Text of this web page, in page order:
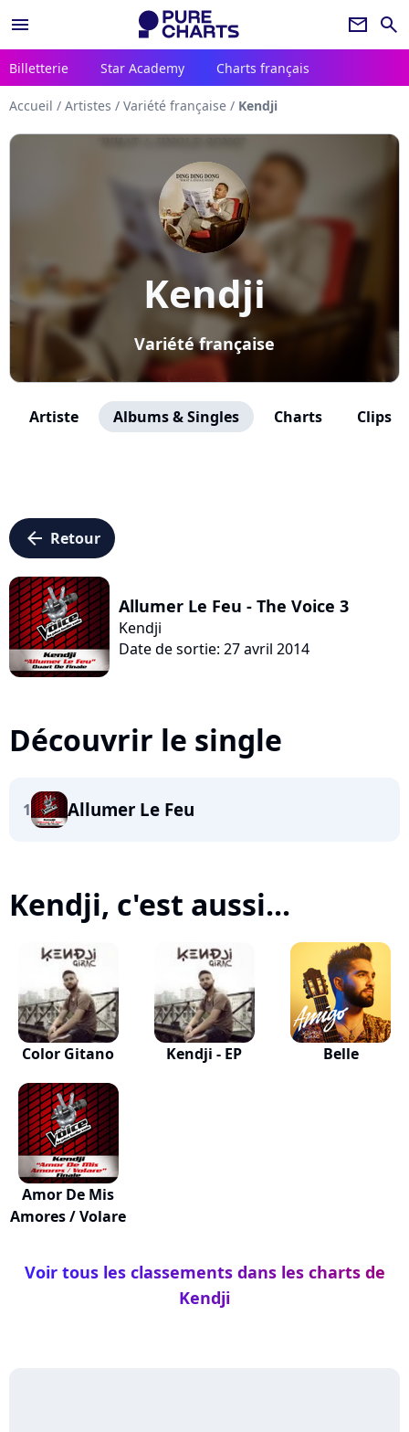
menu newsletter search
Billetterie Star Academy Charts français
Accueil / Artistes / Variété française / Kendji
Kendji
Variété française
Artiste Albums & Singles Charts Clips
arrow_left Retour
Allumer Le Feu - The Voice 3
Kendji
Date de sortie: 27 avril 2014
Découvrir le single
1 Allumer Le Feu
Kendji, c'est aussi...
Color Gitano Kendji - EP Belle
Amor De Mis
Amores / Volare
Voir tous les classements dans les charts de
Kendji